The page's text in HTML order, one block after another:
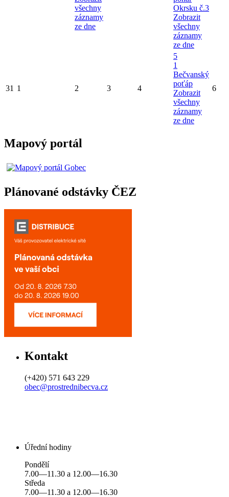
všechny
záznamy
ze dne
Okrsku č.3
Zobrazit
všechny
záznamy
ze dne
31 1 2 3 4
5
1
Bečvanský
poťáp
Zobrazit
všechny
záznamy
ze dne
6
Mapový portál
Plánované odstávky ČEZ
Kontakt
(+420) 571 643 229
obec@prostrednibecva.cz
Úřední hodiny
Pondělí
7.00—11.30 a 12.00—16.30
Středa
7.00—11.30 a 12.00—16.30